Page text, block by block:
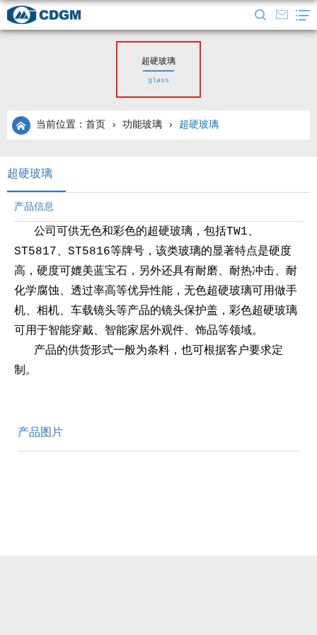
超硬玻璃
glass
当前位置：首页 › 功能玻璃 › 超硬玻璃
超硬玻璃
产品信息
公司可供无色和彩色的超硬玻璃，包括TW1、
ST5817、ST5816等牌号，该类玻璃的显著特点是硬度
高，硬度可媲美蓝宝石，另外还具有耐磨、耐热冲击、耐
化学腐蚀、透过率高等优异性能，无色超硬玻璃可用做手
机、相机、车载镜头等产品的镜头保护盖，彩色超硬玻璃
可用于智能穿戴、智能家居外观件、饰品等领域。
产品的供货形式一般为条料，也可根据客户要求定
制。
产品图片